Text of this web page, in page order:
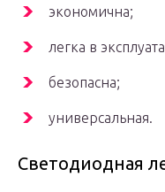
экономична;
легка в
безопасна;
универсальная.
Светодиодная